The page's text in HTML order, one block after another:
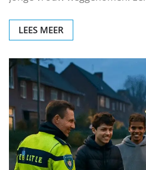
LEES MEER